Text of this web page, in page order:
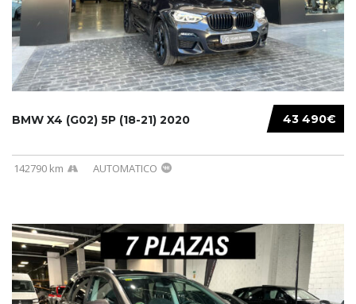
43 490€
BMW X4 (G02) 5P (18-21) 2020
142790 km AUTOMATICO